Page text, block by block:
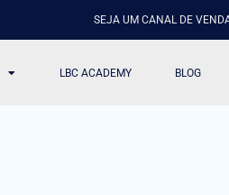
SEJA UM CANAL DE
LBC ACADEMY BLOG